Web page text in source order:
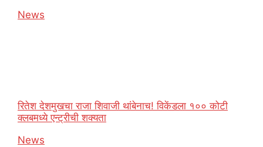
In relation to
News
रितेश देशमुखचा राजा शिवाजी थांबेनाच! विकेंडला १०० कोटी
क्लबमध्ये एन्ट्रीची शक्यता
In relation to
News